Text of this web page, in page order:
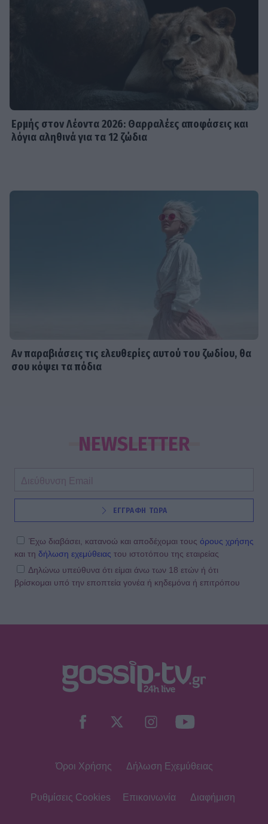
Ερμής στον Λέοντα 2026: Θαρραλέες αποφάσεις και
λόγια αληθινά για τα 12 ζώδια
Αν παραβιάσεις τις ελευθερίες αυτού του ζωδίου, θα
σου κόψει τα πόδια
NEWSLETTER
ΕΓΓΡΑΦΗ ΤΩΡΑ
Έχω διαβάσει, κατανοώ και αποδέχομαι τους όρους χρήσης
και τη δήλωση εχεμύθειας του ιστοτόπου της εταιρείας
Δηλώνω υπεύθυνα ότι είμαι άνω των 18 ετών ή ότι
βρίσκομαι υπό την εποπτεία γονέα ή κηδεμόνα ή επιτρόπου
Όροι Χρήσης Δήλωση Εχεμύθειας
Ρυθμίσεις Cookies Επικοινωνία Διαφήμιση